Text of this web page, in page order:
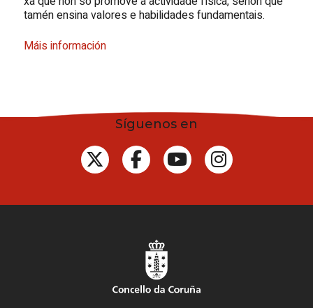
tamén ensina valores e habilidades fundamentais.
Máis información
Síguenos en